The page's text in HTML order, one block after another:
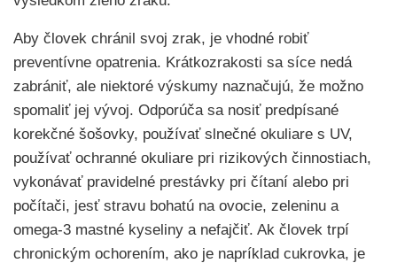
Aby človek chránil svoj zrak, je vhodné robiť
preventívne opatrenia. Krátkozrakosti sa síce nedá
zabrániť, ale niektoré výskumy naznačujú, že možno
spomaliť jej vývoj. Odporúča sa nosiť predpísané
korekčné šošovky, používať slnečné okuliare s UV,
používať ochranné okuliare pri rizikových činnostiach,
vykonávať pravidelné prestávky pri čítaní alebo pri
počítači, jesť stravu bohatú na ovocie, zeleninu a
omega-3 mastné kyseliny a nefajčiť. Ak človek trpí
chronickým ochorením, ako je napríklad cukrovka, je